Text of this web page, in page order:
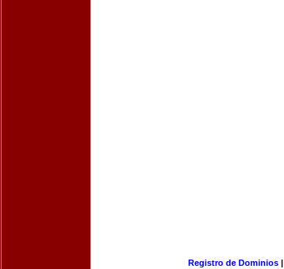
Registro de Dominios|